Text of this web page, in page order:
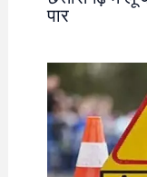
पार